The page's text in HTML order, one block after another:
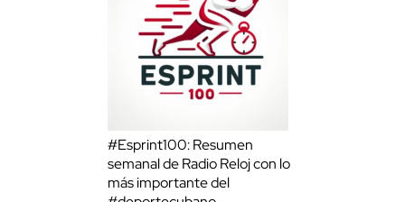
#Esprint100: Resumen
semanal de Radio Reloj con lo
más importante del